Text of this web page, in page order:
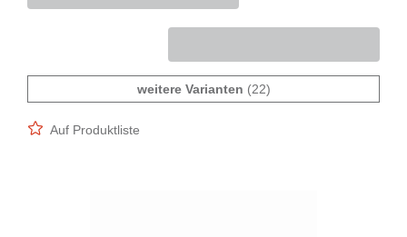
weitere Varianten (22)
Auf Produktliste